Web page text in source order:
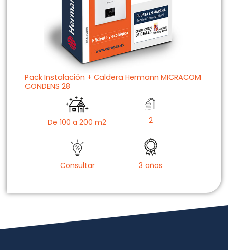
Pack Instalación + Caldera Hermann MICRACOM
CONDENS 28
De 100 a 200 m2 2
Consultar 3 años